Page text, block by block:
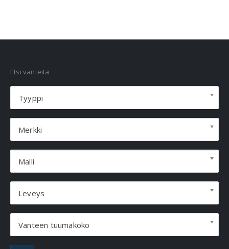
Etsi vanteita
Tyyppi
Merkki
Malli
Leveys
Vanteen tuumakoko